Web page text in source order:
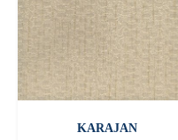
KARAJAN